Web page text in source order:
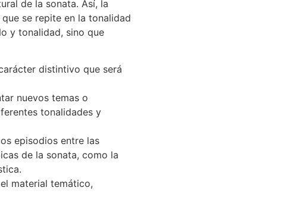
de la sonata. Así, la
se repite en la tonalidad
y tonalidad, sino que
distintivo que será
nuevos temas o
tonalidades y
episodios entre las
de la sonata, como la
material temático,